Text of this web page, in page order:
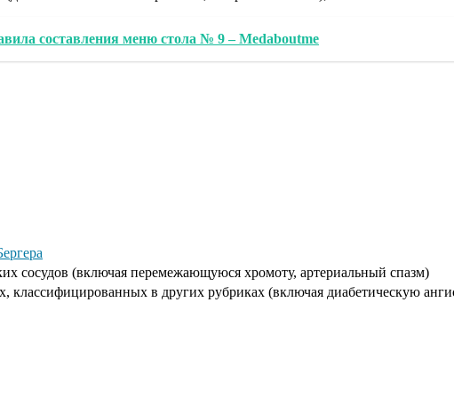
составления меню стола № 9 – Medaboutme
сосудов (включая перемежающуюся хромоту, артериальный спазм)
классифицированных в других рубриках (включая диабетическую